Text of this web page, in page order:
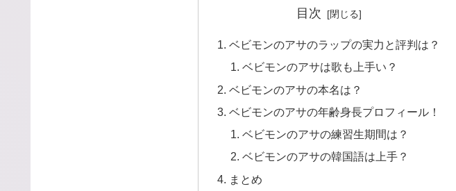
目次
ベビモンのアサのラップの実力と評判は？
ベビモンのアサは歌も上手い？
ベビモンのアサの本名は？
ベビモンのアサの年齢身長プロフィール！
ベビモンのアサの練習生期間は？
ベビモンのアサの韓国語は上手？
まとめ